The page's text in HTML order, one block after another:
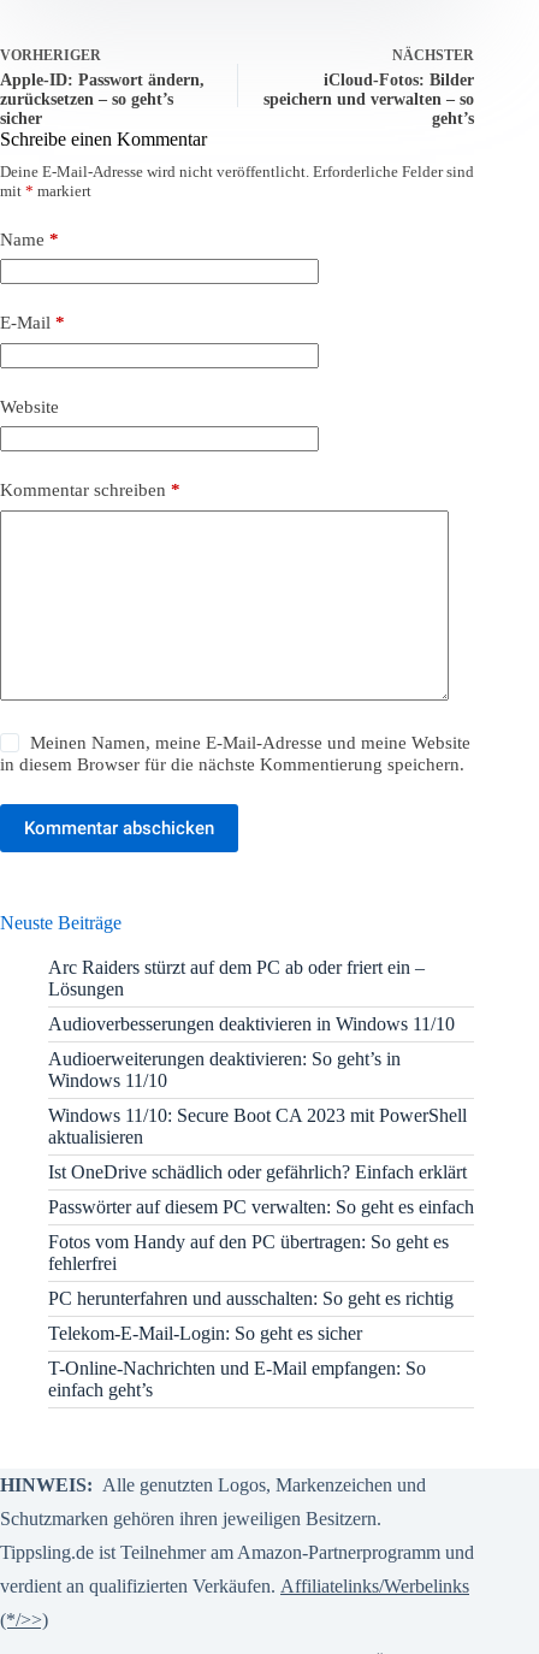
VORHERIGER
Apple-ID: Passwort ändern,
zurücksetzen – so geht’s
sicher
NÄCHSTER
iCloud-Fotos: Bilder
speichern und verwalten – so
geht’s
Schreibe einen Kommentar
Deine E-Mail-Adresse wird nicht veröffentlicht. Erforderliche Felder sind
mit * markiert
Name *
E-Mail *
Website
Kommentar schreiben *
Meinen Namen, meine E-Mail-Adresse und meine Website
in diesem Browser für die nächste Kommentierung speichern.
Kommentar abschicken
Neuste Beiträge
Arc Raiders stürzt auf dem PC ab oder friert ein –
Lösungen
Audioverbesserungen deaktivieren in Windows 11/10
Audioerweiterungen deaktivieren: So geht’s in
Windows 11/10
Windows 11/10: Secure Boot CA 2023 mit PowerShell
aktualisieren
Ist OneDrive schädlich oder gefährlich? Einfach erklärt
Passwörter auf diesem PC verwalten: So geht es einfach
Fotos vom Handy auf den PC übertragen: So geht es
fehlerfrei
PC herunterfahren und ausschalten: So geht es richtig
Telekom-E-Mail-Login: So geht es sicher
T-Online-Nachrichten und E-Mail empfangen: So
einfach geht’s
HINWEIS: Alle genutzten Logos, Markenzeichen und
Schutzmarken gehören ihren jeweiligen Besitzern.
Tippsling.de ist Teilnehmer am Amazon-Partnerprogramm und
verdient an qualifizierten Verkäufen. Affiliatelinks/Werbelinks
(*/>>)